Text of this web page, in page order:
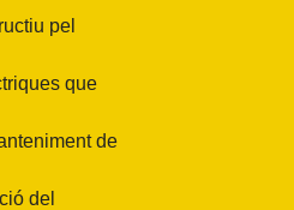
pel
que
de
del